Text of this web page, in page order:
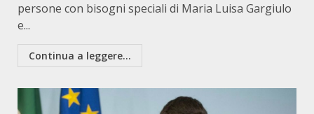
persone con bisogni speciali di Maria Luisa Gargiulo
e...
Continua a leggere...